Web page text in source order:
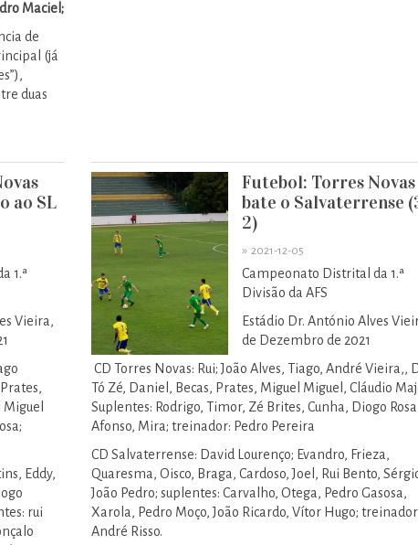
Maciel;
de
(já
duas
ao SL
1.ª
Vieira,
Eddy,
rui
Futebol: Torres Novas
bate o Salvaterrense
2)
» 2021-12-05
Campeonato Distrital da 1.ª
Divisão da AFS
Estádio Dr. António Alves
de Dezembro de 2021
CD Torres Novas: Rui; João Alves, Tiago, André Vieira,,
Tó Zé, Daniel, Becas, Prates, Miguel Miguel, Cláudio
Suplentes: Rodrigo, Timor, Zé Brites, Cunha, Diogo
Afonso, Mira; treinador: Pedro Pereira
CD Salvaterrense: David Lourenço; Evandro, Frieza,
Quaresma, Oisco, Braga, Cardoso, Joel, Rui Bento,
João Pedro; suplentes: Carvalho, Otega, Pedro Gasosa,
Xarola, Pedro Moço, João Ricardo, Vítor Hugo;
André Risso.